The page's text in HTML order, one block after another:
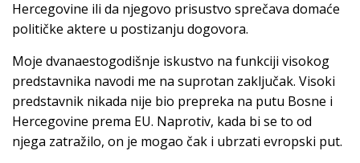
Hercegovine ili da njegovo prisustvo sprečava domaće
političke aktere u postizanju dogovora.
Moje dvanaestogodišnje iskustvo na funkciji visokog
predstavnika navodi me na suprotan zaključak. Visoki
predstavnik nikada nije bio prepreka na putu Bosne i
Hercegovine prema EU. Naprotiv, kada bi se to od
njega zatražilo, on je mogao čak i ubrzati evropski put.